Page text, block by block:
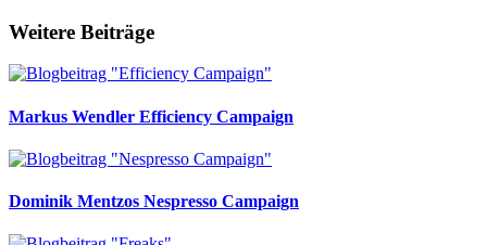
Weitere Beiträge
Markus Wendler Efficiency Campaign
Dominik Mentzos Nespresso Campaign